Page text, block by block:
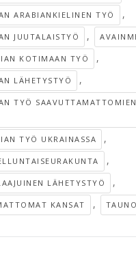
ARABIANKIELINEN TYÖ ,
JUUTALAISTYÖ ,
KOTIMAAN TYÖ ,
LÄHETYSTYÖ ,
TYÖ
TYÖ UKRAINASSA ,
,
LÄHETYSTYÖ ,
KANSAT ,